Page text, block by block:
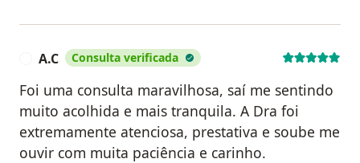
A.C Consulta verificada
Foi uma consulta maravilhosa, saí me sentindo
muito acolhida e mais tranquila. A Dra foi
extremamente atenciosa, prestativa e soube me
ouvir com muita paciência e carinho.